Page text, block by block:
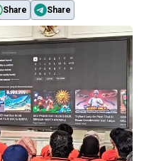
Share Share